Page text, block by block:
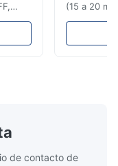
(15 a 20
ensayo de
de contacto de